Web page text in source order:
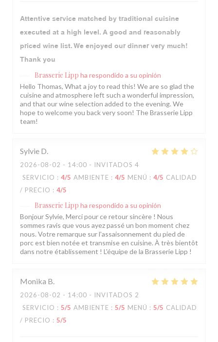
Attentive service matched by traditional cuisine
executed at a high level. A good and reasonably
priced wine list. We enjoyed our dinner very much!
Thank you
Brasserie Lipp ha respondido a su opinión
Hello Thomas, What a joy to read this! We are so glad the
cuisine and atmosphere left such a wonderful impression,
and that our wine selection added to the evening. We
hope to welcome you back very soon! The Brasserie Lipp
team!
Sylvie D
2026-08-02 - 14:00 - INVITADOS 4
SERVICIO : 4/5 AMBIENTE : 4/5 MENÚ : 4/5 CALIDAD
/ PRECIO : 4/5
Brasserie Lipp ha respondido a su opinión
Bonjour Sylvie, Merci pour ce retour sincère ! Nous
sommes ravis que vous ayez passé un bon moment chez
nous. Votre remarque sur l'assaisonnement du pied de
porc est bien notée et transmise en cuisine. À très bientôt
dans notre établissement ! L'équipe de la Brasserie Lipp !
Monika B
2026-08-02 - 14:00 - INVITADOS 2
SERVICIO : 5/5 AMBIENTE : 5/5 MENÚ : 5/5 CALIDAD
/ PRECIO : 5/5